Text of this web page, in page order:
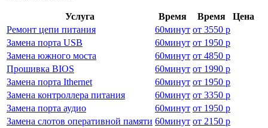
Услуга Время Время
Цена
Ремонт цепи питания
60минут от 3550 р
Замена порта USB
60минут от 1950 р
Замена южного моста
60минут от 4850 р
Прошивка BIOS
60минут от 1990 р
Замена порта Ithernet
60минут от 1950 р
Замена контроллера питания
60минут от 3350 р
Замена порта аудио
60минут от 1950 р
Замена слотов оперативной памяти 60минут от 2150 р